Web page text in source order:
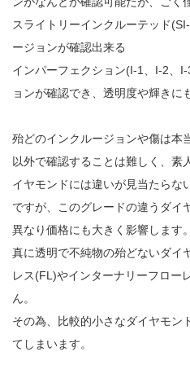
スライトリーインクルーテッド
ージョンが確認出来る
インパーフェクション(I-1、I-2、
ョンが確認でき、透明度や輝きに
殆どのインクルージョンや傷は本
以外で確認することは難しく、素
イヤモンドには違いが見当たらな
ですが、このグレードの違うダイ
異なり価格にも大きく影響します。
真に透明で不純物の殆どないダイ
レス(FL)やインターナリーフロー
ん。
その為、比較的小さなダイヤモン
てしまいます。